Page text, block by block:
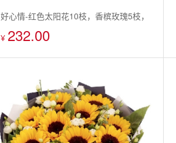
好心情-红色太阳花10枝，香槟玫瑰5枝，
香槟色桔梗3枝，水仙百合5枝
¥ 232.00